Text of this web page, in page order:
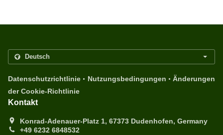
Datenschutzrichtlinie . Nutzungsbedingungen . Änderungen
der Cookie-Richtlinie
Kontakt
Konrad-Adenauer-Platz 1, 67373 Dudenhofen, Germany
+49 6232 6848532